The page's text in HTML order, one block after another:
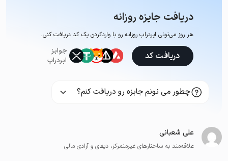
دریافت جایزه روزانه
هر روز می‌تونی ایردراپ روزانه رو با وارد‌کردن یک کد دریافت کنی.
جوایز
ایردراپ
دریافت کد
چطور می تونم جایزه رو دریافت کنم؟
علی شعبانی
علاقه‌مند به ساختارهای غیرمتمرکز، دیفای و آزادی مالی